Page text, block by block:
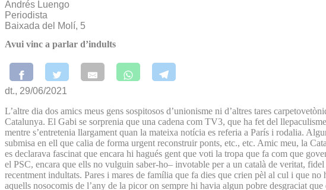
Andrés Luengo
Periodista
Baixada del Molí, 5
Avui vinc a parlar d’indults
dt., 29/06/2021
L’altre dia dos amics meus gens sospitosos d’unionisme ni d’altres tares
Catalunya. El Gabi se sorprenia que una cadena com TV3, que ha fet del
mentre s’entretenia llargament quan la mateixa notícia es referia a París i rodalia.
submisa en ell que calia de forma urgent reconstruir ponts, etc., etc. Amic meu, la
es declarava fascinat que encara hi hagués gent que voti la tropa que fa com que
el PSC, encara que ells no vulguin saber-ho– invotable per a un català de veritat,
recentment indultats. Pares i mares de família que fa dies que crien pèl al cul i que
aquells nosocomis de l’any de la picor on sempre hi havia algun pobre desgraciat